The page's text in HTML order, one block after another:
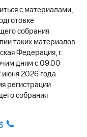
с материалами,
собрания
таких материалов
Федерация, г.
дням с 09.00
2026 года
регистрации
собрания